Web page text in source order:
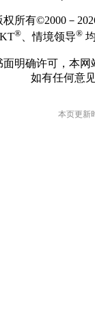
权所有©2000－
® 、情境领导®
面明确许可，本
如有任何意
本页更新